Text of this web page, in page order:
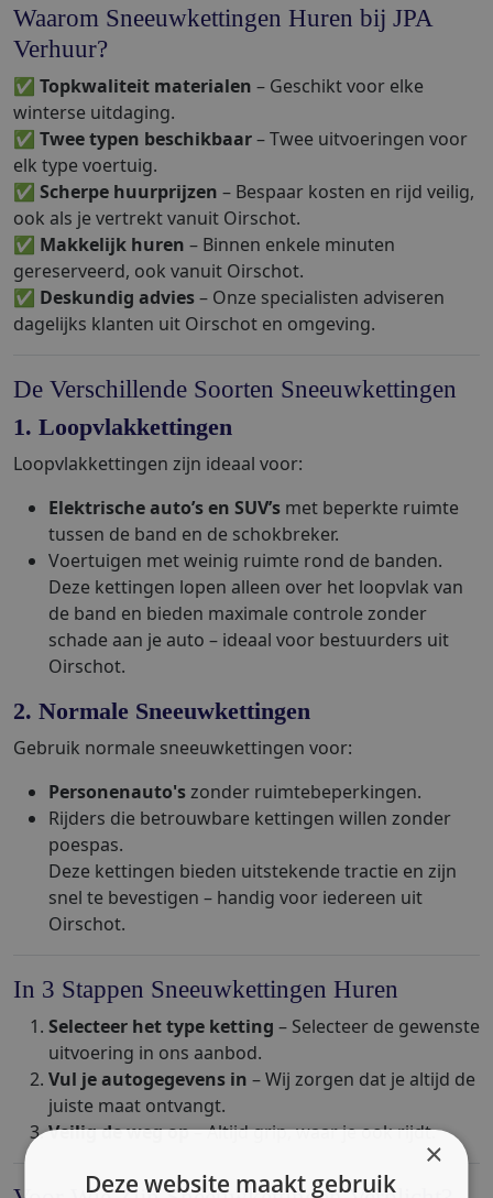
Waarom Sneeuwkettingen Huren bij JPA
Verhuur?
✅ Topkwaliteit materialen – Geschikt voor elke
winterse uitdaging.
✅ Twee typen beschikbaar– Twee uitvoeringen voor
elk type voertuig.
✅ Scherpe huurprijzen – Bespaar kosten en rijd veilig,
ook als je vertrekt vanuit Oirschot.
✅ Makkelijk huren – Binnen enkele minuten
gereserveerd, ook vanuit Oirschot.
✅ Deskundig advies– Onze specialisten adviseren
dagelijks klanten uit Oirschot en omgeving.
De Verschillende Soorten Sneeuwkettingen
1. Loopvlakkettingen
Loopvlakkettingen zijn ideaal voor:
Elektrische auto’s en SUV’s met beperkte ruimte
tussen de band en de schokbreker.
Voertuigen met weinig ruimte rond de banden.
Deze kettingen lopen alleen over het loopvlak van
de band en bieden maximale controle zonder
schade aan je auto – ideaal voor bestuurders uit
Oirschot.
2. Normale Sneeuwkettingen
Gebruik normale sneeuwkettingen voor:
Personenauto'szonder ruimtebeperkingen.
Rijders die betrouwbare kettingen willen zonder
poespas.
Deze kettingen bieden uitstekende tractie en zijn
snel te bevestigen – handig voor iedereen uit
Oirschot.
In 3 Stappen Sneeuwkettingen Huren
Selecteer het type ketting – Selecteer de gewenste
uitvoering in ons aanbod.
Vul je autogegevens in – Wij zorgen dat je altijd de
juiste maat ontvangt.
Veilig de weg op– Altijd grip, waar je ook rijdt.
×
Deze website maakt gebruik